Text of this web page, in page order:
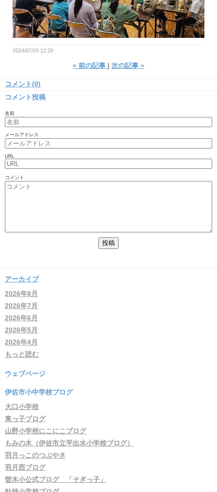
2024/07/20 12:29
« 前の記事 次の記事 »
コメント(0)
コメント投稿
名前
メールアドレス
URL
コメント
アーカイブ
2026年8月
2026年7月
2026年6月
2026年5月
2026年4月
もっと読む
ウェブページ
伊佐市小中学校ブログ
大口小学校
東っ子ブログ
山野小学校にこにこブログ
もみの木（伊佐市立平出水小学校ブログ）
羽月っこのつぶやき
羽月西ブログ
曽木小公式ブログ 「そぎっ子」